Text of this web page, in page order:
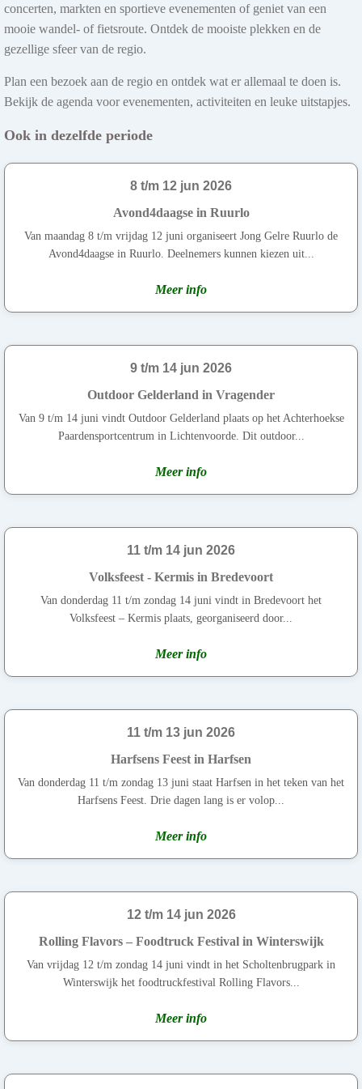
concerten, markten en sportieve evenementen of geniet van een
mooie wandel- of fietsroute. Ontdek de mooiste plekken en de
gezellige sfeer van de regio.
Plan een bezoek aan de regio en ontdek wat er allemaal te doen is.
Bekijk de agenda voor evenementen, activiteiten en leuke uitstapjes.
Ook in dezelfde periode
8 t/m 12 jun 2026
Avond4daagse in Ruurlo
Van maandag 8 t/m vrijdag 12 juni organiseert Jong Gelre Ruurlo de
Avond4daagse in Ruurlo. Deelnemers kunnen kiezen uit...
Meer info
9 t/m 14 jun 2026
Outdoor Gelderland in Vragender
Van 9 t/m 14 juni vindt Outdoor Gelderland plaats op het Achterhoekse
Paardensportcentrum in Lichtenvoorde. Dit outdoor...
Meer info
11 t/m 14 jun 2026
Volksfeest - Kermis in Bredevoort
Van donderdag 11 t/m zondag 14 juni vindt in Bredevoort het
Volksfeest – Kermis plaats, georganiseerd door...
Meer info
11 t/m 13 jun 2026
Harfsens Feest in Harfsen
Van donderdag 11 t/m zondag 13 juni staat Harfsen in het teken van het
Harfsens Feest. Drie dagen lang is er volop...
Meer info
12 t/m 14 jun 2026
Rolling Flavors – Foodtruck Festival in Winterswijk
Van vrijdag 12 t/m zondag 14 juni vindt in het Scholtenbrugpark in
Winterswijk het foodtruckfestival Rolling Flavors...
Meer info